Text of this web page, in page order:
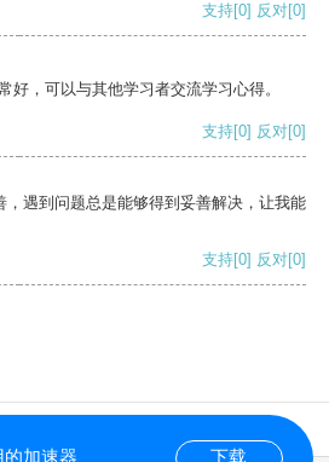
支持[0] 反对[0]
好，可以与其他学习者交流学习心得。
支持[0] 反对[0]
，遇到问题总是能够得到妥善解决，让我能
支持[0] 反对[0]
加速器 下载